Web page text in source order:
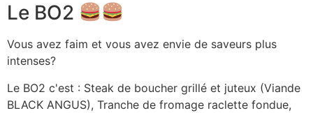
Le BO2
Vous avez faim et vous avez envie de saveurs plus
intenses?
Le BO2 c'est : Steak de boucher grillé et juteux (Viande
BLACK ANGUS), Tranche de fromage raclette fondue,